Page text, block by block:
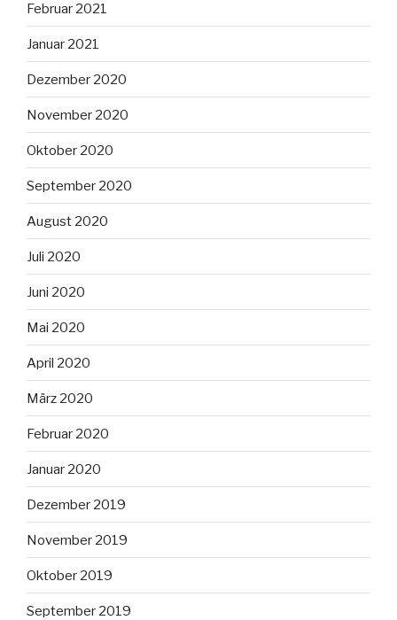
Februar 2021
Januar 2021
Dezember 2020
November 2020
Oktober 2020
September 2020
August 2020
Juli 2020
Juni 2020
Mai 2020
April 2020
März 2020
Februar 2020
Januar 2020
Dezember 2019
November 2019
Oktober 2019
September 2019